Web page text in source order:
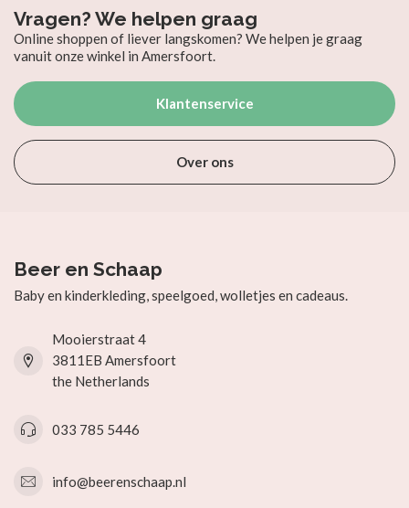
Vragen? We helpen graag
Online shoppen of liever langskomen? We helpen je graag
vanuit onze winkel in Amersfoort.
Klantenservice
Over ons
Beer en Schaap
Baby en kinderkleding, speelgoed, wolletjes en cadeaus.
Mooierstraat 4
3811EB Amersfoort
the Netherlands
033 785 5446
info@beerenschaap.nl